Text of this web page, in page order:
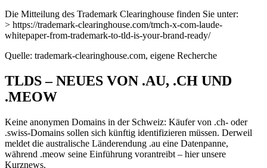
Die Mitteilung des Trademark Clearinghouse finden Sie unter:
> https://trademark-clearinghouse.com/tmch-x-com-laude-
whitepaper-from-trademark-to-tld-is-your-brand-ready/
Quelle: trademark-clearinghouse.com, eigene Recherche
TLDS – NEUES VON .AU, .CH UND
.MEOW
Keine anonymen Domains in der Schweiz: Käufer von .ch- oder
.swiss-Domains sollen sich künftig identifizieren müssen. Derweil
meldet die australische Länderendung .au eine Datenpanne,
während .meow seine Einführung vorantreibt – hier unsere
Kurznews.